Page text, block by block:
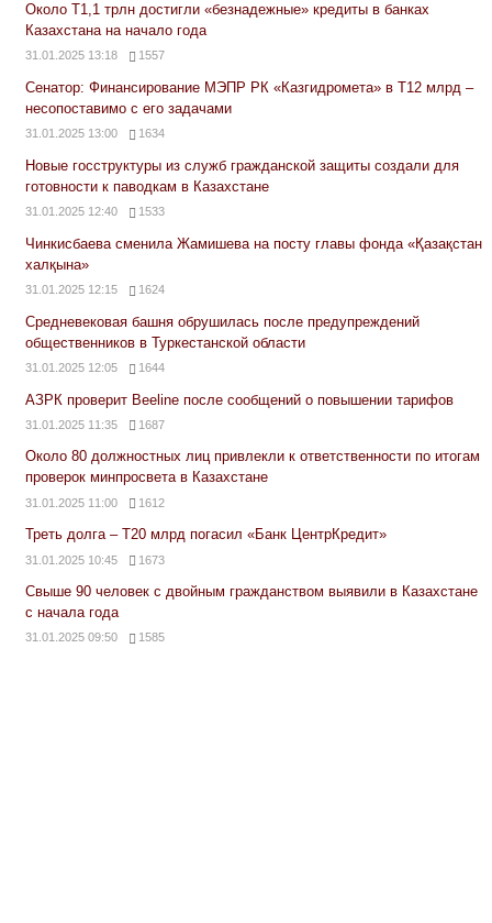
Около Т1,1 трлн достигли «безнадежные» кредиты в банках
Казахстана на начало года
31.01.2025 13:18 1557
Сенатор: Финансирование МЭПР РК «Казгидромета» в Т12 млрд –
несопоставимо с его задачами
31.01.2025 13:00 1634
Новые госструктуры из служб гражданской защиты создали для
готовности к паводкам в Казахстане
31.01.2025 12:40 1533
Чинкисбаева сменила Жамишева на посту главы фонда «Қазақстан
халқына»
31.01.2025 12:15 1624
Средневековая башня обрушилась после предупреждений
общественников в Туркестанской области
31.01.2025 12:05 1644
АЗРК проверит Beeline после сообщений о повышении тарифов
31.01.2025 11:35 1687
Около 80 должностных лиц привлекли к ответственности по итогам
проверок минпросвета в Казахстане
31.01.2025 11:00 1612
Треть долга – Т20 млрд погасил «Банк ЦентрКредит»
31.01.2025 10:45 1673
Свыше 90 человек с двойным гражданством выявили в Казахстане
с начала года
31.01.2025 09:50 1585